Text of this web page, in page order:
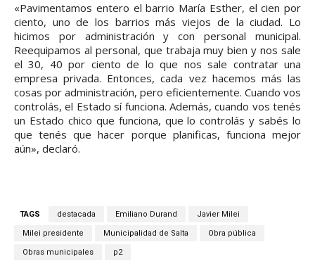
«Pavimentamos entero el barrio María Esther, el cien por
ciento, uno de los barrios más viejos de la ciudad. Lo
hicimos por administración y con personal municipal.
Reequipamos al personal, que trabaja muy bien y nos sale
el 30, 40 por ciento de lo que nos sale contratar una
empresa privada. Entonces, cada vez hacemos más las
cosas por administración, pero eficientemente. Cuando vos
controlás, el Estado sí funciona. Además, cuando vos tenés
un Estado chico que funciona, que lo controlás y sabés lo
que tenés que hacer porque planificas, funciona mejor
aún», declaró.
TAGS destacada Emiliano Durand Javier Milei
Milei presidente Municipalidad de Salta Obra pública
Obras municipales p2